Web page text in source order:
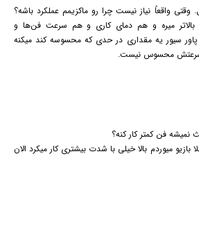
وقتی واقعاً نیاز نیست چرا رو ماکزیمم عملکرد باشه؟
میره و هم دمای کاری و هم سرعت فن‌ها و
سیور یه مقداری در حدی که محسوسه کند میکنه
سرعتش محسوس نیست.
فن کمتر کار کنه؟
میوردم بالا خیلی با شدت بیشتری کار میکرد الان